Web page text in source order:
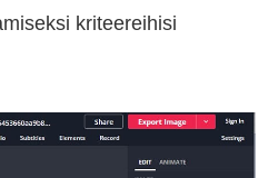
kriteereihisi